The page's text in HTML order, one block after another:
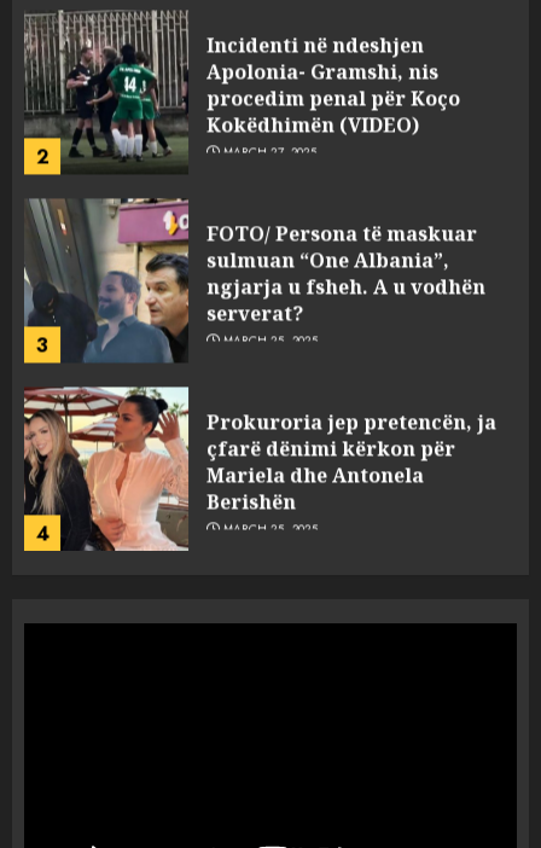
2
Incidenti në ndeshjen
Apolonia- Gramshi, nis
procedim penal për Koço
Kokëdhimën (VIDEO)
MARCH 27, 2025
3
FOTO/ Persona të maskuar
sulmuan “One Albania”,
ngjarja u fsheh. A u vodhën
serverat?
MARCH 25, 2025
4
Prokuroria jep pretencën, ja
çfarë dënimi kërkon për
Mariela dhe Antonela
Berishën
MARCH 25, 2025